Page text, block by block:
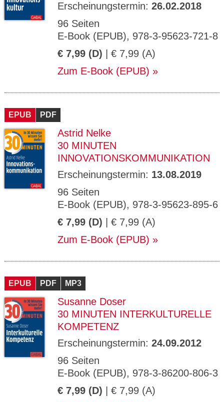
Erscheinungstermin: 26.02.2018
96 Seiten
E-Book (EPUB), 978-3-95623-721-8
€ 7,99 (D) | € 7,99 (A)
Zum E-Book (EPUB)
EPUB PDF
Astrid Nelke
30 MINUTEN
INNOVATIONSKOMMUNIKATION
Erscheinungstermin: 13.08.2019
96 Seiten
E-Book (EPUB), 978-3-95623-895-6
€ 7,99 (D) | € 7,99 (A)
Zum E-Book (EPUB)
EPUB PDF MP3
Susanne Doser
30 MINUTEN INTERKULTURELLE
KOMPETENZ
Erscheinungstermin: 24.09.2012
96 Seiten
E-Book (EPUB), 978-3-86200-806-3
€ 7,99 (D) | € 7,99 (A)